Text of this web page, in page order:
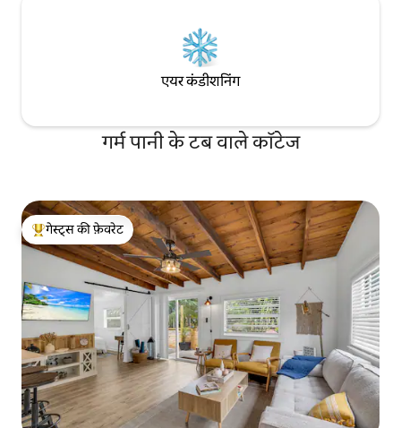
एयर कंडीशनिंग
गर्म पानी के टब वाले कॉटेज
गेस्ट्स का टॉप फ़ेवरेट
गेस्ट्स की फ़ेवरेट